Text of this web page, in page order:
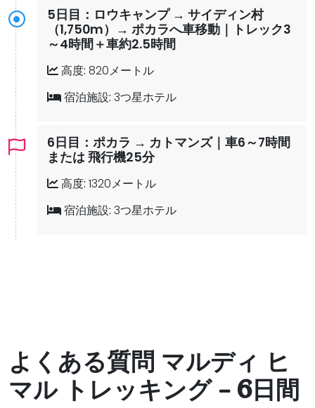
5日目：ロウキャンプ → サイディン村
（1,750m）→ ポカラへ車移動｜トレック3
～4時間＋車約2.5時間
高度: 820メートル
宿泊施設: 3つ星ホテル
6日目：ポカラ → カトマンズ｜車6～7時間
または 飛行機25分
高度: 1320メートル
宿泊施設: 3つ星ホテル
よくある質問 マルディ ヒ
マル トレッキング – 6日間